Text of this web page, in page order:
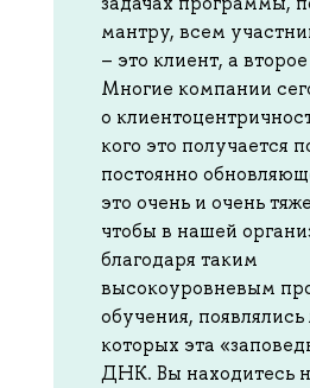
мантру, всем
– это клиент, а
Многие компании
о
кого это получается
постоянно
это очень и очень
чтобы в нашей
благодаря таким
высокоуровневым
обучения,
которых эта
ДНК. Вы находитесь